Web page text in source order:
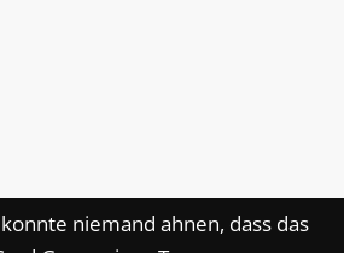
niemand ahnen, dass das